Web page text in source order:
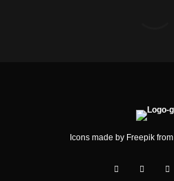
Icons made by Freepikfrom